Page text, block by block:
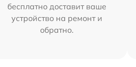
бесплатно доставит ваше
устройство на ремонт и
обратно.